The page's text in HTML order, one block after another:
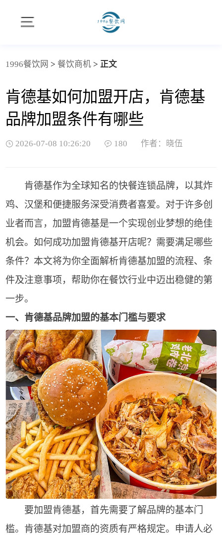
1996餐饮网 > 餐饮商机> 正文
肯德基如何加盟开店，肯德基
品牌加盟条件有哪些
2026-07-08 10:26:20 180 作者：晓伍
肯德基作为全球知名的快餐连锁品牌，以其炸
鸡、汉堡和便捷服务深受消费者喜爱。对于许多创
业者而言，加盟肯德基是一个实现创业梦想的绝佳
机会。如何成功加盟肯德基开店呢？需要满足哪些
条件？本文将为你全面解析肯德基加盟的流程、条
件及注意事项，帮助你在餐饮行业中迈出稳健的第
一步。
一、肯德基品牌加盟的基本门槛与要求
要加盟肯德基，首先需要了解品牌的基本门
槛。肯德基对加盟商的资质有严格规定。申请人必